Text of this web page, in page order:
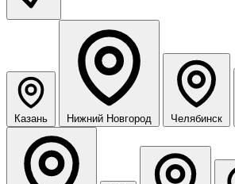
Казань Нижний Новгород Челябинск